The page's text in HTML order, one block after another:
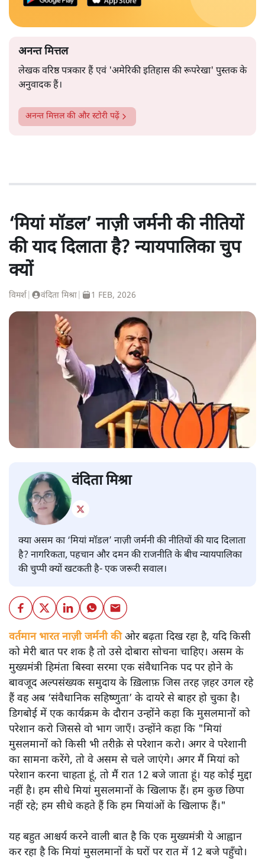
अनन्त मित्तल
लेखक वरिष्ठ पत्रकार हैं एवं 'अमेरिकी इतिहास की रूपरेखा' पुस्तक के
अनुवादक हैं।
अनन्त मित्तलकी और स्टोरी पढ़ें
‘मियां मॉडल’ नाज़ी जर्मनी की नीतियों
की याद दिलाता है? न्यायपालिका चुप
क्यों
विमर्श वंदिता मिश्रा 1 FEB, 2026
वंदिता मिश्रा
क्या असम का ‘मियां मॉडल’ नाज़ी जर्मनी की नीतियों की याद दिलाता
है? नागरिकता, पहचान और दमन की राजनीति के बीच न्यायपालिका
की चुप्पी क्यों खटकती है- एक जरूरी सवाल।
वर्तमान भारत नाज़ी जर्मनी कीओर बढ़ता दिख रहा है, यदि किसी
को मेरी बात पर शक है तो उसे दोबारा सोचना चाहिए। असम के
मुख्यमंत्री हिमंता बिस्वा सरमा एक संवैधानिक पद पर होने के
बावजूद अल्पसंख्यक समुदाय के ख़िलाफ़ जिस तरह ज़हर उगल रहे
हैं वह अब ‘संवैधानिक सहिष्णुता’ के दायरे से बाहर हो चुका है।
डिगबोई में एक कार्यक्रम के दौरान उन्होंने कहा कि मुसलमानों को
परेशान करो जिससे वो भाग जाएँ। उन्होंने कहा कि "मियां
मुसलमानों को किसी भी तरीक़े से परेशान करो। अगर वे परेशानी
का सामना करेंगे, तो वे असम से चले जाएंगे। अगर मैं मियां को
परेशान करना चाहता हूं, तो मैं रात 12 बजे जाता हूं। यह कोई मुद्दा
नहीं है। हम सीधे मियां मुसलमानों के खिलाफ हैं। हम कुछ छिपा
नहीं रहे; हम सीधे कहते हैं कि हम मियांओं के खिलाफ हैं।"
यह बहुत आश्चर्य करने वाली बात है कि एक मुख्यमंत्री ये आह्वान
कर रहा है कि मियांं मुसलमानों के घरों पर रात में 12 बजे पहुँचो।